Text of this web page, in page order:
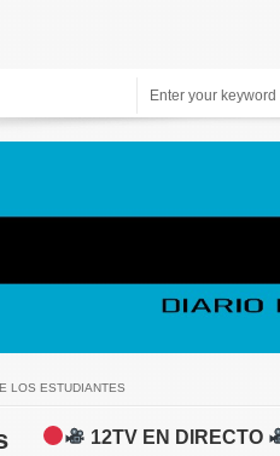
Alicante Actualidad
LOS ESTUDIANTES
12TV EN DIRECTO